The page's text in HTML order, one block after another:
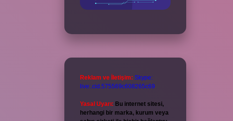
Reklam ve İletişim: Skype:
live:.cid.575569c608265c69
Yasal Uyarı: Bu internet sitesi,
herhangi bir marka, kurum veya